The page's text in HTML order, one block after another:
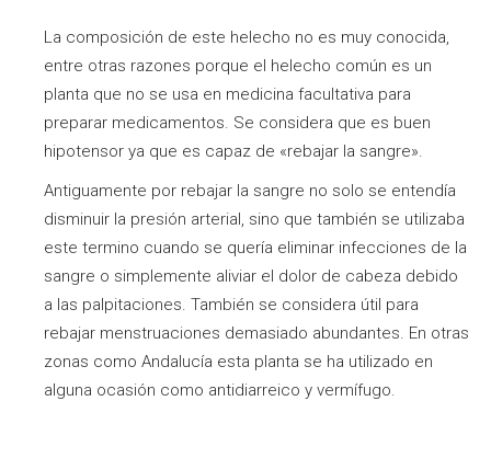
La composición de este helecho no es muy conocida,
entre otras razones porque el helecho común es un
planta que no se usa en medicina facultativa para
preparar medicamentos. Se considera que es buen
hipotensor ya que es capaz de «rebajar la sangre».
Antiguamente por rebajar la sangre no solo se entendía
disminuir la presión arterial, sino que también se utilizaba
este termino cuando se quería eliminar infecciones de la
sangre o simplemente aliviar el dolor de cabeza debido
a las palpitaciones. También se considera útil para
rebajar menstruaciones demasiado abundantes. En otras
zonas como Andalucía esta planta se ha utilizado en
alguna ocasión como antidiarreico y vermífugo.